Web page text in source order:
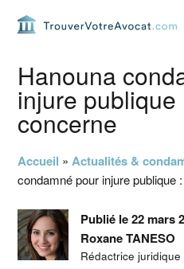
navigation
principale
principal
barre
latérale
principale
pageHanouna
injure
concerne
Accueil » Actualités &
condamné pour injure publique
Publié le 22 mars
Roxane TANESO
Rédactrice